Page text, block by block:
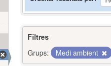
Filtres
Grups:
Medi ambient